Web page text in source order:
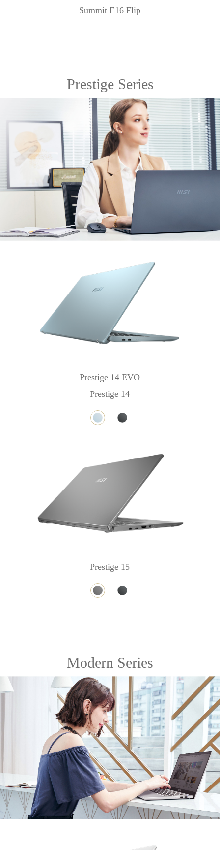
Summit E16 Flip
Prestige Series
Prestige 14 EVO
Prestige 14
Prestige 15
Modern Series